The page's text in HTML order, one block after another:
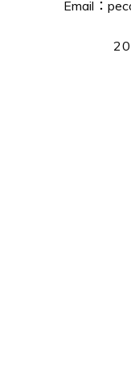
Email：